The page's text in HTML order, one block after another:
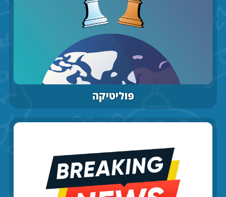
פוליטיקה